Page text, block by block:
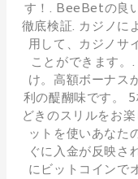
す！. BeeBetの良
徹底検証. カジノに
用して、カジノサ
ことができます。
け。高額ボーナス
利の醍醐味です。
どきのスリルをお
ットを使いあなた
ぐに入金が反映さ
にビットコインで